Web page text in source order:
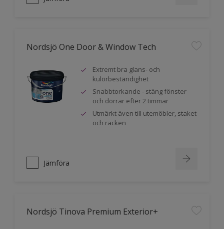
Nordsjö One Door & Window Tech
Extremt bra glans- och
kulörbeständighet
Snabbtorkande - stäng fönster
och dörrar efter 2 timmar
Utmärkt även till utemöbler, staket
och räcken
Jämföra
Nordsjö Tinova Premium Exterior+